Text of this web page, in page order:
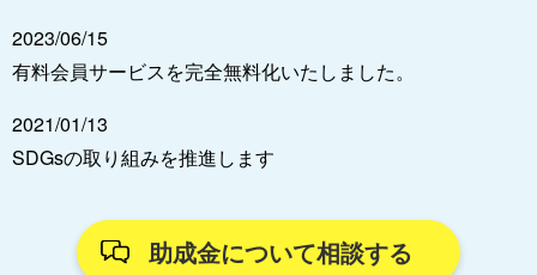
2023/06/15
有料会員サービスを完全無料化いたしました。
2021/01/13
SDGsの取り組みを推進します
助成金について相談する